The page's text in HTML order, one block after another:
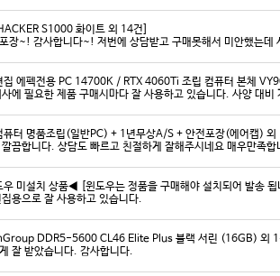
S1000 화이트 외 14건]
장~! 감사합니다~! 저번에 상담받고 구매못해서 미안했는
집 에펙전용 PC 14700K / RTX 4060Ti 조립 컴퓨터 본체
퓨터 명품조립(일반PC) + 1년무상A/S + 안전포장(에어캡)
끔합니다. 상담도 빠르고 친절하게 잘해주시네요 매우만족
우 미설치 상품◀ [윈도우는 정품을 구매해야 설치되어 발송
용으로 잘 사용하고 있습니다.
DDR5-5600 CL46 Elite Plus 블랙 서린 (16GB) 외
잘 받았습니다. 감사합니다.